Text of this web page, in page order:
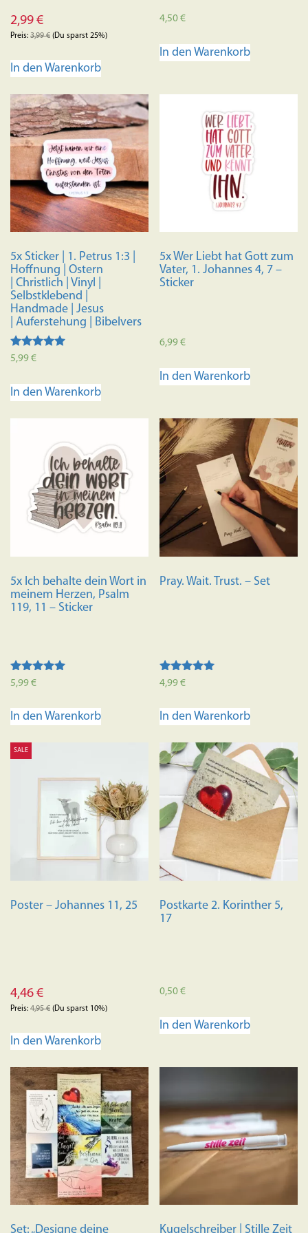
2,99 €
Preis: 3,99€ (Du sparst 25%)
In den Warenkorb
4,50€
In den Warenkorb
5x Sticker | 1. Petrus 1:3 |
Hoffnung | Ostern
| Christlich | Vinyl |
Selbstklebend |
Handmade | Jesus
| Auferstehung | Bibelvers
Bewertet mit
5,99€
In den Warenkorb
5x Wer Liebt hat Gott zum
Vater, 1. Johannes 4, 7 –
Sticker
6,99€
In den Warenkorb
5x Ich behalte dein Wort in
meinem Herzen, Psalm
119, 11 – Sticker
Bewertet mit
5.00
5,99€
In den Warenkorb
Pray. Wait. Trust. – Set
Bewertet mit
5.00
4,99€
In den Warenkorb
SALE
Poster – Johannes 11, 25
4,46 €
Preis: 4,95€ (Du sparst 10%)
In den Warenkorb
Postkarte 2. Korinther 5,
17
0,50€
In den Warenkorb
Set: „Designe deine Kugelschreiber | Stille Zeit